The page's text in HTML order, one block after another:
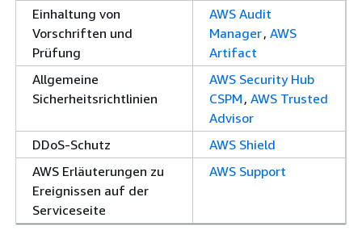
Einhaltung von
Vorschriften und
Prüfung
AWS Audit
Manager, AWS
Artifact
Allgemeine
Sicherheitsrichtlinien
AWS Security Hub
CSPM , AWS Trusted
Advisor
DDoS-Schutz
AWS Shield
AWS Erläuterungen zu
Ereignissen auf der
Serviceseite
AWS Support